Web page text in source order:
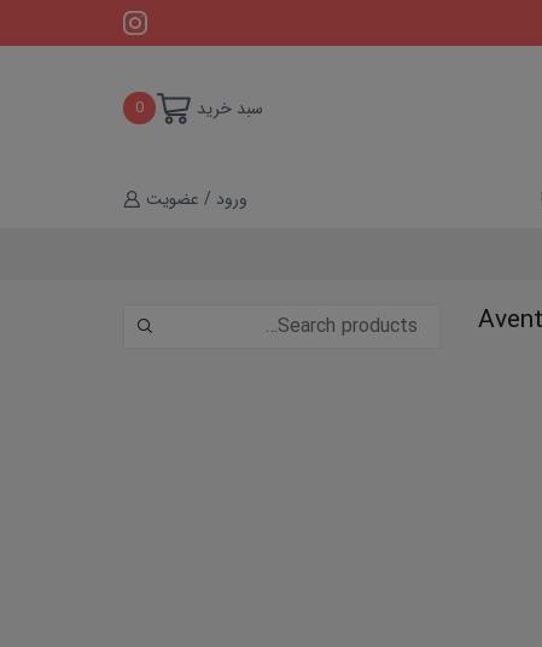
سبد خرید 0
ورود / عضویت